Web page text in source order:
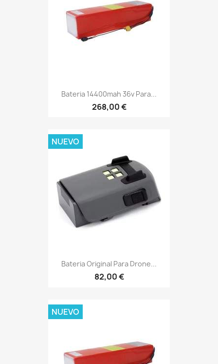
Bateria 14400mah 36v Para...
268,00 €
Bateria Original Para Drone...
82,00 €
NUEVO
NUEVO